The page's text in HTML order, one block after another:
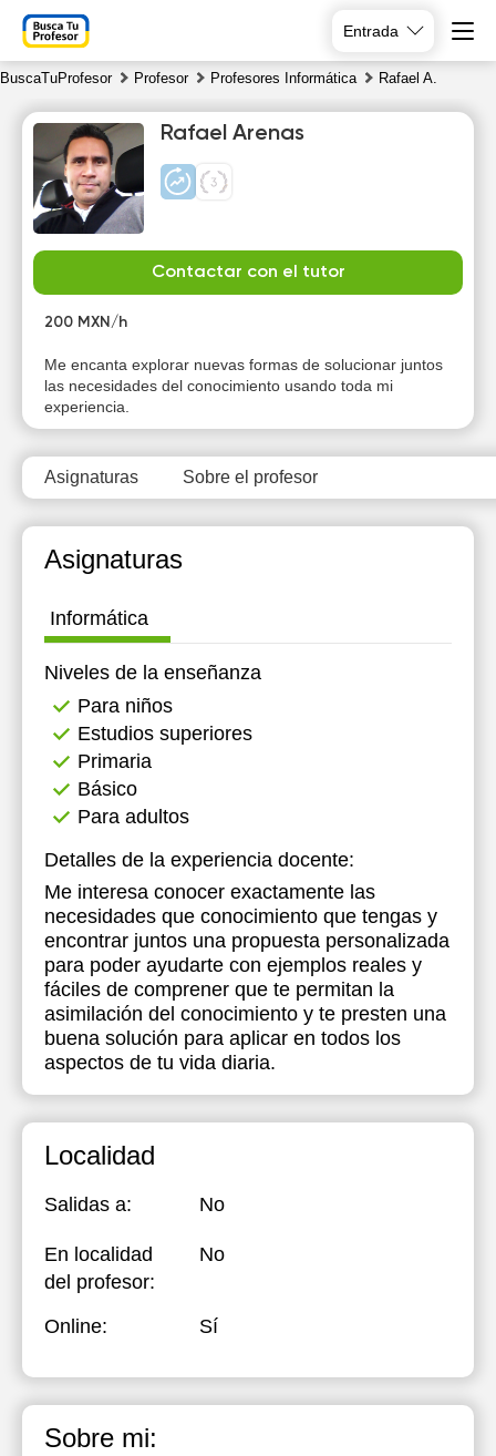
Entrada
BuscaTuProfesor Profesor Profesores Informática Rafael A.
Rafael Arenas
Contactar con el tutor
200 MXN/h
Me encanta explorar nuevas formas de solucionar juntos
las necesidades del conocimiento usando toda mi
experiencia.
Asignaturas Sobre el profesor
Asignaturas
Informática
Niveles de la enseñanza
Para niños
Estudios superiores
Primaria
Básico
Para adultos
Detalles de la experiencia docente:
Me interesa conocer exactamente las
necesidades que conocimiento que tengas y
encontrar juntos una propuesta personalizada
para poder ayudarte con ejemplos reales y
fáciles de comprener que te permitan la
asimilación del conocimiento y te presten una
buena solución para aplicar en todos los
aspectos de tu vida diaria.
Localidad
Salidas a: No
En localidad
del profesor:
No
Online: Sí
Sobre mi:
7
Sa
8
Su
9
10
18:00
18:30
19:30
20:00
20:30
21:00
10:00
11:30
12:00
12:30
14:30
15:30
16:00
17:00
17:30
18:00
18:30
20:00
10:00
11:30
12:00
16:00
16:30
17:00
17:30
18:00